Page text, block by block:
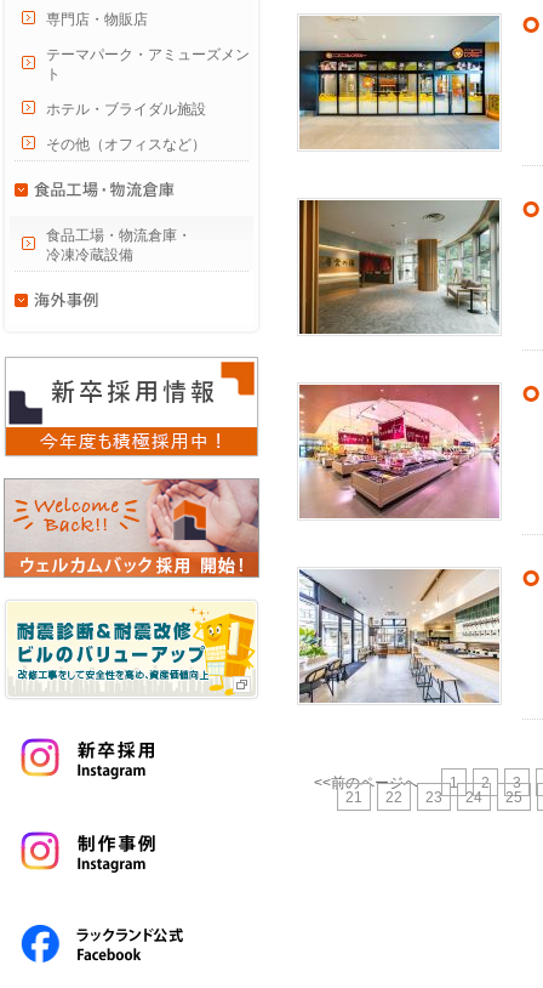
<<前のページへ 1 2
3
21
22 23 24 25
専門店・物販店
テーマパーク・アミューズメン
ト
ホテル・ブライダル施設
その他（オフィスなど）
食品工場・物流倉庫・
冷凍冷蔵設備